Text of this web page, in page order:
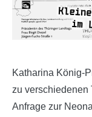
Katharina König-
zu verschiedenen
Anfrage zur